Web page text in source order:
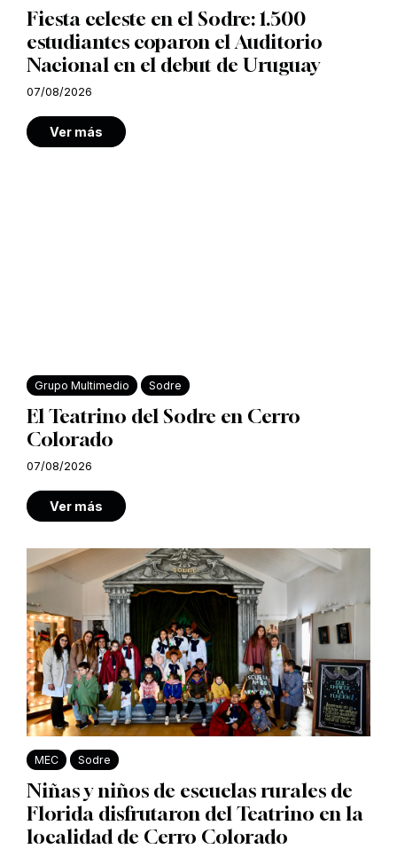
Fiesta celeste en el Sodre: 1.500
estudiantes coparon el Auditorio
Nacional en el debut de Uruguay
07/08/2026
Ver más
Grupo Multimedio Sodre
El Teatrino del Sodre en Cerro
Colorado
07/08/2026
Ver más
MEC Sodre
Niñas y niños de escuelas rurales de
Florida disfrutaron del Teatrino en la
localidad de Cerro Colorado